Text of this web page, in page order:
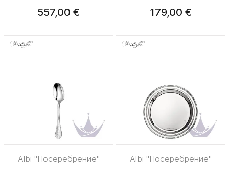
557,00 € 179,00 €
Albi "Посеребрение" Albi "Посеребрение"